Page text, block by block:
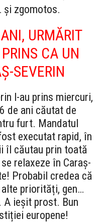
și zgomotos.
URMĂRIT
CA UN
SEVERIN
l-au prins miercuri,
de ani căutat de
furt. Mandatul
executat rapid, în
îl căutau prin toată
relaxeze în Caraș-
Probabil credea că
priorități, gen…
A ieșit prost. Bun
europene!